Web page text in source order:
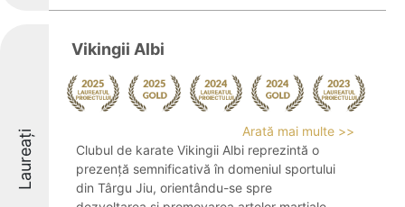
Laureați
Vikingii Albi
Arată mai multe >>
Clubul de karate Vikingii Albi reprezintă o
prezență semnificativă în domeniul sportului
din Târgu Jiu, orientându-se spre